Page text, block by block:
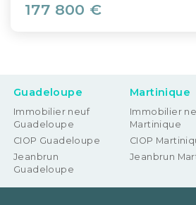
177 800 €
Guadeloupe
Immobilier neuf
Guadeloupe
CIOP Guadeloupe
Jeanbrun
Guadeloupe
Martinique
Immobilier
Martinique
CIOP
Jeanbrun